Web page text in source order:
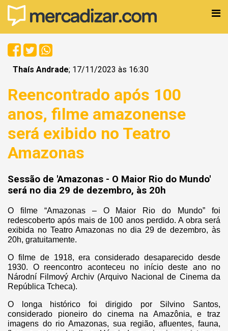
Thaís Andrade; 17/11/2023 às 16:30
Reencontrado após 100
anos, filme amazonense
será exibido no Teatro
Amazonas
Sessão de 'Amazonas - O Maior Rio do Mundo'
será no dia 29 de dezembro, às 20h
O filme “Amazonas – O Maior Rio do Mundo” foi
redescoberto após mais de 100 anos perdido. A obra será
exibida no Teatro Amazonas no dia 29 de dezembro, às
20h, gratuitamente.
O filme de 1918, era considerado desaparecido desde
1930. O reencontro aconteceu no início deste ano no
Národní Filmový Archiv (Arquivo Nacional de Cinema da
República Tcheca).
O longa histórico foi dirigido por Silvino Santos,
considerado pioneiro do cinema na Amazônia, e traz
imagens do rio Amazonas, sua região, afluentes, fauna,